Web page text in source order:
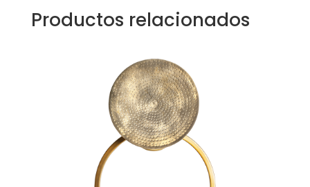
Productos relacionados